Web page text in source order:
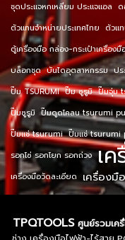
ชุดประแจหกเหลี่ยม ประแจแอล ด
ตัวแทนจำหน่ายประเทศไทย ตัวแ
ตู้เครื่องมือ กล่อง-กระเป๋าเครื่องมื
บล็อกชุด บันไดอุตสาหกรรม ปร
ปั๊ม TSURUMI ปั๊ม ซูรูมิ ปั๊มจุ่ม
ปั๊มซูรูมิ ปั๊มดูดโคลน tsurumi
ปั๊มแช่ tsurumi ปั๊มแช่ tsurumi
รอกโซ่ รอกโยก รอกถ่วง เ
เครื่องมือวัดละเอียด เครื่องมื
TPQTOOLS ศูนย์รวมเค